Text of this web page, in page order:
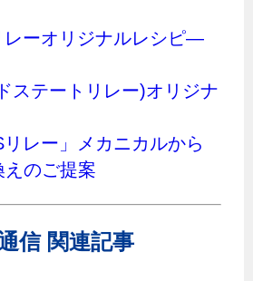
レーオリジナルレシピ―
ステートリレー)オリジナ
リレー」メカニカルから
のご提案
信 関連記事